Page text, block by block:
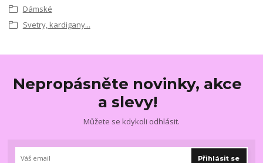
Dámské
Svetry, kardigany...
Nepropásněte novinky, akce
a slevy!
Můžete se kdykoli odhlásit.
Přihlásit se